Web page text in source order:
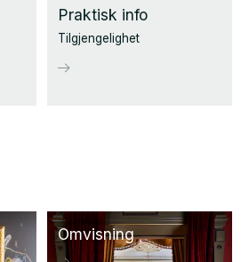
Praktisk info
Tilgjengelighet
Omvisning